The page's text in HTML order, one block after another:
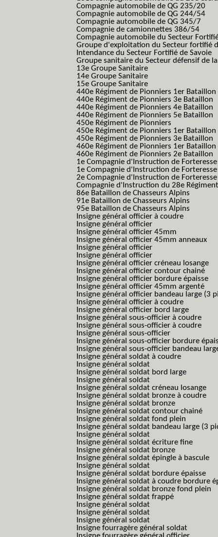
Compagnie automobile de QG 235/20
Compagnie automobile de QG 244/54
Compagnie automobile de QG 345/7
Compagnie de camionnettes 386/54
Compagnie automobile du Secteur
Groupe d'exploitation du Secteur fortifié
Intendance du Secteur Fortifié de Savoie
Groupe sanitaire du Secteur défensif de
13e Groupe Sanitaire
14e Groupe Sanitaire
15e Groupe Sanitaire
440e Régiment de Pionniers 1er Bataillon
440e Régiment de Pionniers 3e Bataillon
440e Régiment de Pionniers 4e Bataillon
440e Régiment de Pionniers 5e Bataillon
450e Régiment de Pionniers
450e Régiment de Pionniers 1er Bataillon
450e Régiment de Pionniers 3e Bataillon
460e Régiment de Pionniers 1er Bataillon
460e Régiment de Pionniers 2e Bataillon
1e Compagnie d'Instruction de
1e Compagnie d'Instruction de
2e Compagnie d'Instruction de
Compagnie d'Instruction du 28e
86e Bataillon de Chasseurs Alpins
91e Bataillon de Chasseurs Alpins
95e Bataillon de Chasseurs Alpins
Insigne général officier à coudre
Insigne général officier
Insigne général officier 45mm
Insigne général officier 45mm anneaux
Insigne général officier
Insigne général officier
Insigne général officier créneau losange
Insigne général officier contour chainé
Insigne général officier bordure épaisse
Insigne général officier 45mm argenté
Insigne général officier bandeau large (3
Insigne général officier à coudre
Insigne général officier bord large
Insigne général sous-officier à coudre
Insigne général sous-officier à coudre
Insigne général sous-officier
Insigne général sous-officier bordure
Insigne général sous-officier bandeau
Insigne général soldat à coudre
Insigne général soldat
Insigne général soldat bord large
Insigne général soldat
Insigne général soldat créneau losange
Insigne général soldat bronze à coudre
Insigne général soldat bronze
Insigne général soldat contour chainé
Insigne général soldat fond plein
Insigne général soldat bandeau large (3
Insigne général soldat
Insigne général soldat écriture fine
Insigne général soldat bronze
Insigne général soldat épingle à bascule
Insigne général soldat
Insigne général soldat bordure épaisse
Insigne général soldat à coudre bordure
Insigne général soldat bronze fond plein
Insigne général soldat frappé
Insigne général soldat
Insigne général soldat
Insigne général soldat
Insigne fourragère général soldat